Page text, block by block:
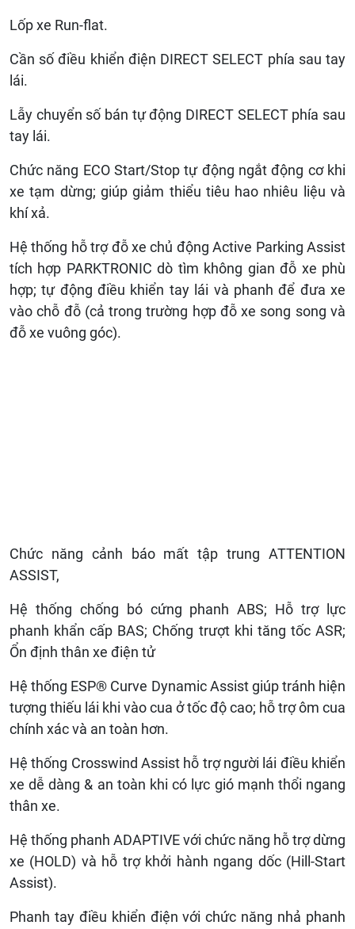
Lốp xe Run-flat.
Cần số điều khiển điện DIRECT SELECT phía sau tay
lái.
Lẫy chuyển số bán tự động DIRECT SELECT phía sau
tay lái.
Chức năng ECO Start/Stop tự động ngắt động cơ khi
xe tạm dừng; giúp giảm thiểu tiêu hao nhiêu liệu và
khí xả.
Hệ thống hỗ trợ đỗ xe chủ động Active Parking Assist
tích hợp PARKTRONIC dò tìm không gian đỗ xe phù
hợp; tự động điều khiển tay lái và phanh để đưa xe
vào chỗ đỗ (cả trong trường hợp đỗ xe song song và
đỗ xe vuông góc).
Chức năng cảnh báo mất tập trung ATTENTION
ASSIST,
Hệ thống chống bó cứng phanh ABS; Hỗ trợ lực
phanh khẩn cấp BAS; Chống trượt khi tăng tốc ASR;
Ổn định thân xe điện tử
Hệ thống ESP® Curve Dynamic Assist giúp tránh hiện
tượng thiếu lái khi vào cua ở tốc độ cao; hỗ trợ ôm cua
chính xác và an toàn hơn.
Hệ thống Crosswind Assist hỗ trợ người lái điều khiển
xe dễ dàng & an toàn khi có lực gió mạnh thổi ngang
thân xe.
Hệ thống phanh ADAPTIVE với chức năng hỗ trợ dừng
xe (HOLD) và hỗ trợ khởi hành ngang dốc (Hill-Start
Assist).
Phanh tay điều khiển điện với chức năng nhả phanh